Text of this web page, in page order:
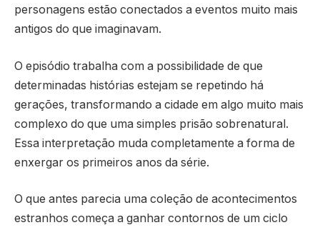
personagens estão conectados a eventos muito mais
antigos do que imaginavam.
O episódio trabalha com a possibilidade de que
determinadas histórias estejam se repetindo há
gerações, transformando a cidade em algo muito mais
complexo do que uma simples prisão sobrenatural.
Essa interpretação muda completamente a forma de
enxergar os primeiros anos da série.
O que antes parecia uma coleção de acontecimentos
estranhos começa a ganhar contornos de um ciclo